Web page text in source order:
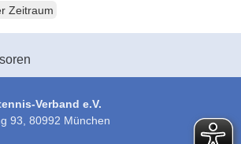
Zeitraum
Verband e.V.
93, 80992 München